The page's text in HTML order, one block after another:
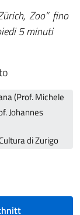
Zoo” fino
5 minuti
(Prof. Michele
Johannes
di Zurigo